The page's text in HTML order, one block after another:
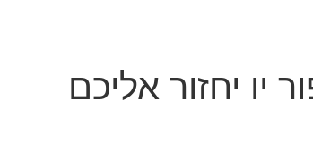
יו יחזור אליכם